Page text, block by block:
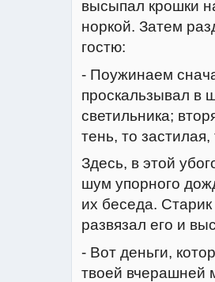
высыпал крошки
норкой. Затем
гостю:
- Поужинаем
проскальзывал в
светильника;
тень, то
Здесь, в этой
шум упорного
их беседа.
развязал его и
- Вот деньги,
твоей вчерашней